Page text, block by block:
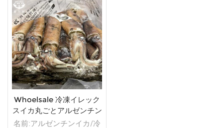
能） 包装：1kg/バッ
グ,10kg /織りバッグ（カ
スタマイズ可能） 販売モ
デル：卸売/輸出 min .注
文：20フィートコンテ
ナ/40フィートコンテナ 支
払い：TT/С確認された取
消不能のLCを一目で 発
送：入金確認後20日以内
起源：中国 ブランド：fu
wang hang
続きを読む
Whoelsale 冷凍イレック
スイカ丸ごとアルゼンチン
イカ
名前:アルゼンチンイカ/冷